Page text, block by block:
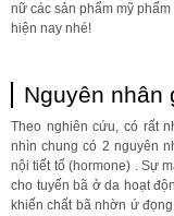
nữ các sản phẩm mỹ
hiện nay nhé!
Nguyên nhân
Theo nghiên cứu, có rất
nhìn chung có 2 nguyên
nội tiết tố (hormone) . Sự
cho tuyến bã ở da hoạt
khiến chất bã nhờn ứ